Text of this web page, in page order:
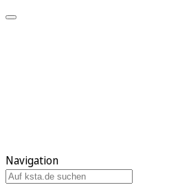
Navigation